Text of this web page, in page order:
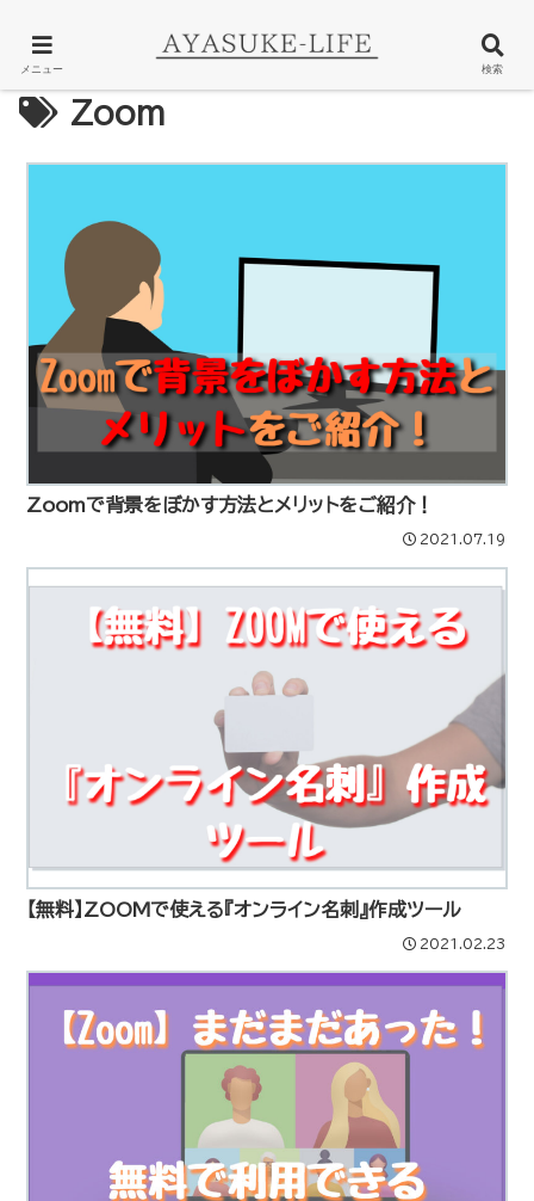
Zoom
Zoomで背景をぼかす方法とメリットをご紹介！
2021.07.19
【無料】ZOOMで使える『オンライン名刺』作成ツール
2021.02.23
メニュー 検索